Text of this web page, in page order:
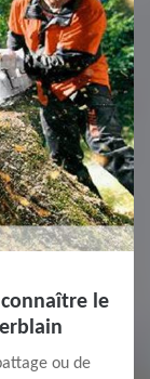
connaître le
ou de